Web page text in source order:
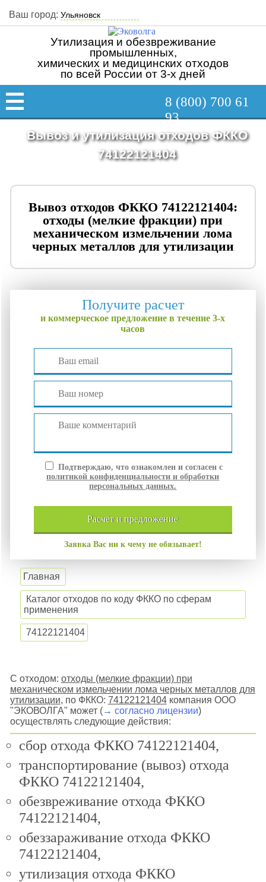
Ваш город:
Утилизация и обезвреживание
промышленных,
химических и медицинских отходов
по всей России от 3-х дней
8 (800) 700 61
93
Вывоз и утилизация отходов ФККО
74122121404
Вывоз отходов ФККО 74122121404:
отходы (мелкие фракции) при
механическом измельчении лома
черных металлов для утилизации
Получите расчет
и коммерческое предложение в течение 3-х
часов
Подтверждаю, что ознакомлен и согласен с
политикой конфиденциальности и обработки
персональных данных.
расчёт ипредложение
Заявка Вас ни к чему не обязывает!
Главная
Каталог отходов по коду ФККО по сферам
применения
74122121404
С отходом: отходы (мелкие фракции) при
механическом измельчении лома черных металлов для
утилизации, по ФККО: 74122121404компания ООО
"ЭКОВОЛГА" может (→ согласно лицензии)
осуществлять следующие действия:
сбор отхода ФККО 74122121404,
транспортирование (вывоз) отхода
ФККО 74122121404,
обезвреживание отхода ФККО
74122121404,
обеззараживание отхода ФККО
74122121404,
утилизация отхода ФККО